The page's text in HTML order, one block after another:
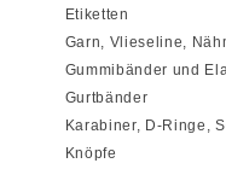
Etiketten
Garn, Vlieseline,
Gummibänder und
Gurtbänder
Karabiner, D-Ringe,
Knöpfe